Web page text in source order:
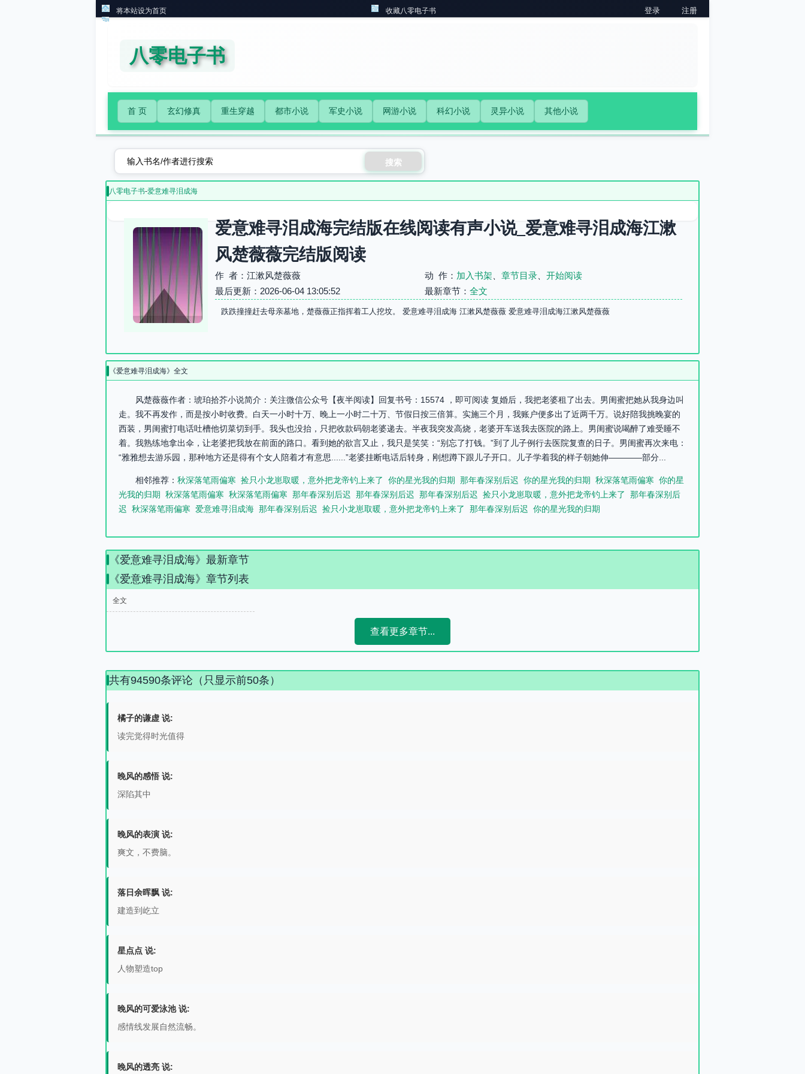
将本站设为首页 收藏八零电子书 登录 注册
八零电子书
首 页 玄幻修真 重生穿越 都市小说 军史小说 网游小说 科幻小说 灵异小说 其他小说
搜索
八零电子书-爱意难寻泪成海
爱意难寻泪成海完结版在线阅读有声小说_爱意难寻泪成海江漱
风楚薇薇完结版阅读
作 者：江漱风楚薇薇 动 作： 加入书架 章节目录
开始阅读
最后更新：2026-06-04 13:05:52
最新章节： 全文
跌跌撞撞赶去母亲墓地，楚薇薇正指挥着工人挖坟。 爱意难寻泪成海 江漱风楚薇薇 爱意难寻泪成海江漱风楚薇薇
《爱意难寻泪成海》全文
风楚薇薇作者：琥珀拾芥小说简介：关注微信公众号【夜半阅读】回复书号：15574 ，即可阅读 复婚后，我把老婆租了出去。男闺蜜把她从我身边叫
走。我不再发作，而是按小时收费。白天一小时十万、晚上一小时二十万、节假日按三倍算。实施三个月，我账户便多出了近两千万。说好陪我挑晚宴的
西装，男闺蜜打电话吐槽他切菜切到手。我头也没抬，只把收款码朝老婆递去。半夜我突发高烧，老婆开车送我去医院的路上。男闺蜜说喝醉了难受睡不
着。我熟练地拿出伞，让老婆把我放在前面的路口。看到她的欲言又止，我只是笑笑：“别忘了打钱。”到了儿子例行去医院复查的日子。男闺蜜再次来电：
“雅雅想去游乐园，那种地方还是得有个女人陪着才有意思......”老婆挂断电话后转身，刚想蹲下跟儿子开口。儿子学着我的样子朝她伸————部分...
相邻推荐： 秋深落笔雨偏寒 捡只小龙崽取暖，意外把龙帝钓上来了 你的星光我的归期 那年春深别后迟 你的星光我的归期 秋深落笔雨偏寒 你的星
光我的归期 秋深落笔雨偏寒 秋深落笔雨偏寒 那年春深别后迟 那年春深别后迟 那年春深别后迟 捡只小龙崽取暖，意外把龙帝钓上来了
那年春深别后
迟 秋深落笔雨偏寒 爱意难寻泪成海 那年春深别后迟 捡只小龙崽取暖，意外把龙帝钓上来了 那年春深别后迟 你的星光我的归期
《爱意难寻泪成海》最新章节
《爱意难寻泪成海》章节列表
全文
查看更多章节...
共有94590条评论（只显示前50条）
橘子的谦虚 说:
读完觉得时光值得
晚风的感悟 说:
深陷其中
晚风的表演 说:
爽文，不费脑。
落日余晖飘 说:
建造到屹立
星点点 说:
人物塑造top
晚风的可爱泳池 说:
感情线发展自然流畅。
晚风的透亮 说: